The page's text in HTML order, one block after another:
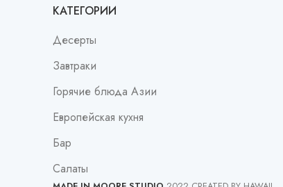
КАТЕГОРИИ
Десерты
Завтраки
Горячие блюда Азии
Европейская кухня
Бар
Салаты